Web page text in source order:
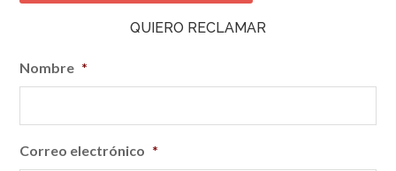
QUIERO RECLAMAR
Nombre *
Correo electrónico *